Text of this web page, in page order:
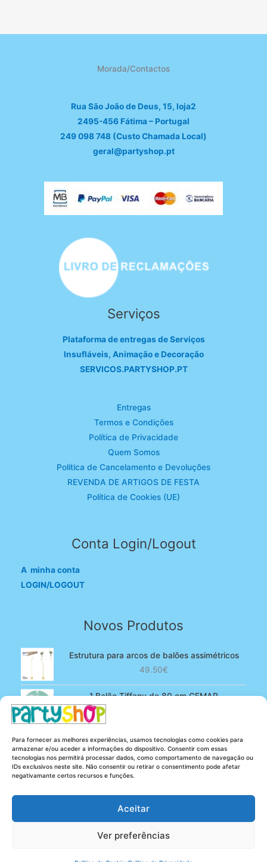
Para fornecer as melhores experiências, usamos tecnologias como cookies para
armazenar e/ou aceder a informações do dispositivo. Consentir com essas
tecnologias nos permitirá processar dados, como comportamento de navegação ou
IDs exclusivos neste site. Não consentir ou retirar o consentimento pode afetar
negativamante certos recursos e funções.
Aceitar
Ver preferências
Morada/Contactos
Rua São João de Deus, 15, loja2
2495-456 Fátima – Portugal
249 098 748 (Custo Chamada Local)
geral@partyshop.pt
Serviços
Plataforma de entregas de Serviços
Insufláveis, Animação e Decoração
SERVICOS.PARTYSHOP.PT
Entregas
Termos e Condições
Política de Privacidade
Quem Somos
Política de Cancelamento e Devoluções
REVENDA DE ARTIGOS DE FESTA
Política de Cookies (UE)
Conta Login/Logout
A minha conta
LOGIN/LOGOUT
Novos Produtos
Estrutura para arcos de balões assimétricos
49.50€
1 Balão Tiffany de 80 cm GEMAR
era:
4.90€.
é:
3.80€.
100 Balões Rosa bebé de 13 cm GEMAR -
Powder pink
5.25€ O4.20€O